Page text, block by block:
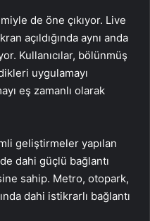
de öne çıkıyor. Live
açıldığında aynı anda
Kullanıcılar, bölünmüş
uygulamayı
eş zamanlı olarak
geliştirmeler yapılan
dahi güçlü bağlantı
sahip. Metro, otopark,
dahi istikrarlı bağlantı